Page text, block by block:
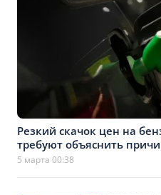
Резкий скачок цен на
требуют объяснить
5 марта 00:38